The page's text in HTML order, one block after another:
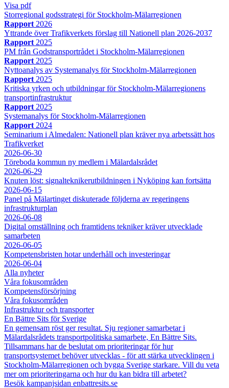
Visa pdf
Storregional godsstrategi för Stockholm-Mälarregionen
Rapport 2026
Yttrande över Trafikverkets förslag till Nationell plan 2026-2037
Rapport 2025
PM från Godstransportrådet i Stockholm-Mälarregionen
Rapport 2025
Nyttoanalys av Systemanalys för Stockholm-Mälarregionen
Rapport 2025
Kritiska yrken och utbildningar för Stockholm-Mälarregionens
transportinfrastruktur
Rapport 2025
Systemanalys för Stockholm-Mälarregionen
Rapport 2024
Seminarium i Almedalen: Nationell plan kräver nya arbetssätt hos
Trafikverket
2026-06-30
Töreboda kommun ny medlem i Mälardalsrådet
2026-06-29
Knuten löst: signalteknikerutbildningen i Nyköping kan fortsätta
2026-06-15
Panel på Mälartinget diskuterade följderna av regeringens
infrastrukturplan
2026-06-08
Digital omställning och framtidens tekniker kräver utvecklade
samarbeten
2026-06-05
Kompetensbristen hotar underhåll och investeringar
2026-06-04
Alla nyheter
Våra fokusområden
Kompetensförsörjning
Våra fokusområden
Infrastruktur och transporter
En Bättre Sits för Sverige
En gemensam röst ger resultat. Sju regioner samarbetar i
Mälardalsrådets transportpolitiska samarbete, En Bättre Sits.
Tillsammans har de beslutat om prioriteringar för hur
transportsystemet behöver utvecklas - för att stärka utvecklingen i
Stockholm-Mälarregionen och bygga Sverige starkare. Vill du veta
mer om prioriteringarna och hur du kan bidra till arbetet?
Besök kampanjsidan enbattresits.se